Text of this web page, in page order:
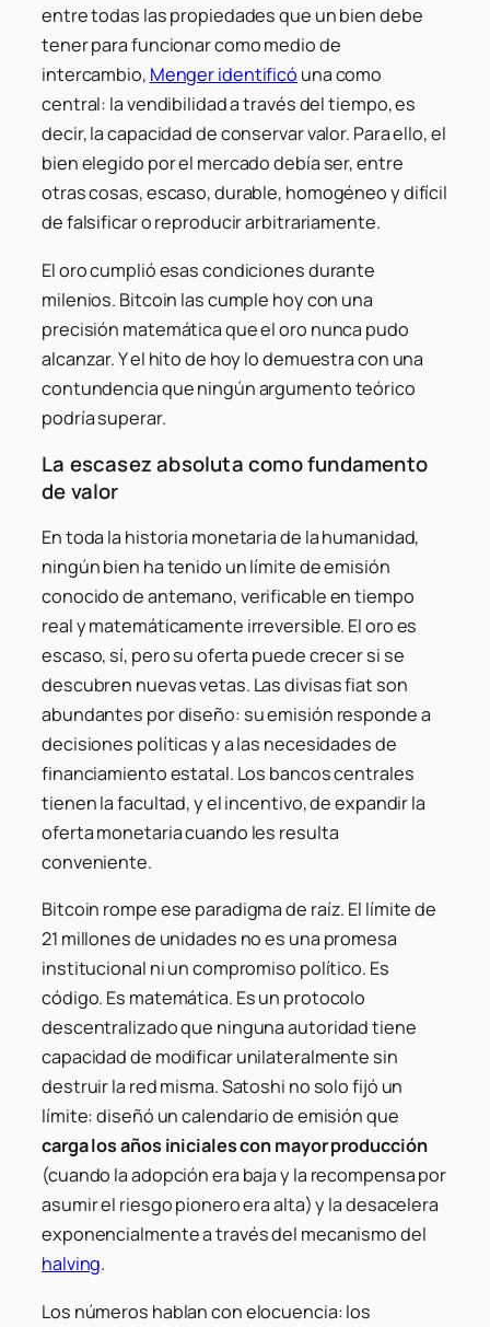
entre todas las propiedades que un bien debe
tener para funcionar como medio de
intercambio, Menger identificó una como
central: la vendibilidad a través del tiempo, es
decir, la capacidad de conservar valor. Para ello, el
bien elegido por el mercado debía ser, entre
otras cosas, escaso, durable, homogéneo y difícil
de falsificar o reproducir arbitrariamente.
El oro cumplió esas condiciones durante
milenios. Bitcoin las cumple hoy con una
precisión matemática que el oro nunca pudo
alcanzar. Y el hito de hoy lo demuestra con una
contundencia que ningún argumento teórico
podría superar.
La escasez absoluta como fundamento
de valor
En toda la historia monetaria de la humanidad,
ningún bien ha tenido un límite de emisión
conocido de antemano, verificable en tiempo
real y matemáticamente irreversible. El oro es
escaso, sí, pero su oferta puede crecer si se
descubren nuevas vetas. Las divisas fiat son
abundantes por diseño: su emisión responde a
decisiones políticas y a las necesidades de
financiamiento estatal. Los bancos centrales
tienen la facultad, y el incentivo, de expandir la
oferta monetaria cuando les resulta
conveniente.
Bitcoin rompe ese paradigma de raíz. El límite de
21 millones de unidades no es una promesa
institucional ni un compromiso político. Es
código. Es matemática. Es un protocolo
descentralizado que ninguna autoridad tiene
capacidad de modificar unilateralmente sin
destruir la red misma. Satoshi no solo fijó un
límite: diseñó un calendario de emisión que
carga los años iniciales con mayor producción
(cuando la adopción era baja y la recompensa por
asumir el riesgo pionero era alta) y la desacelera
exponencialmente a través del mecanismo del
halving.
Los números hablan con elocuencia: los